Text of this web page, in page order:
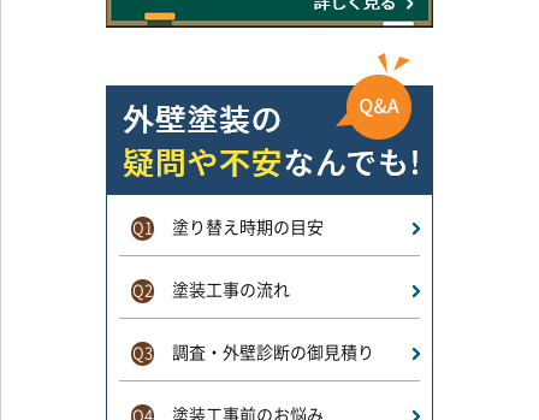
Q1 塗り替え時期の目安
Q2 塗装工事の流れ
Q3 調査・外壁診断の御見積り
Q4 塗装工事前のお悩み